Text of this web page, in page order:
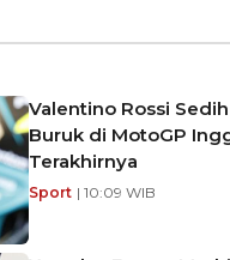
Valentino Rossi
Buruk di MotoGP
Terakhirnya
Sport | 10:09 WIB